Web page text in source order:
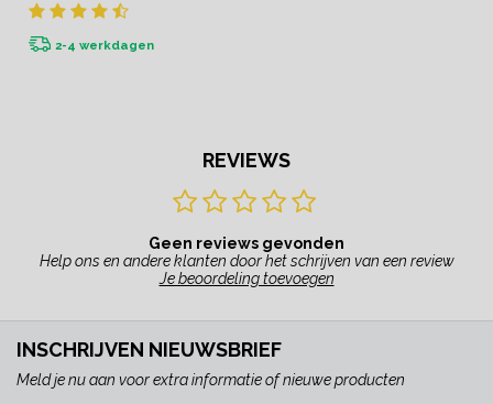
2-4 werkdagen
REVIEWS
Geen reviews gevonden
Help ons en andere klanten door het schrijven van een review
Je beoordeling toevoegen
INSCHRIJVEN NIEUWSBRIEF
Meld je nu aan voor extra informatie of nieuwe producten